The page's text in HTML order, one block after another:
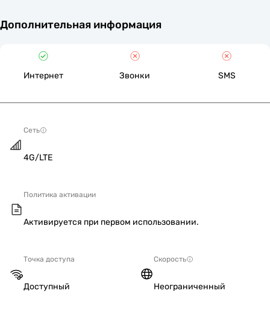
Дополнительная информация
Интернет Звонки SMS
Сеть
4G/LTE
Политика активации
Активируется при первом использовании.
Точка доступа
Доступный
Скорость
Неограниченный